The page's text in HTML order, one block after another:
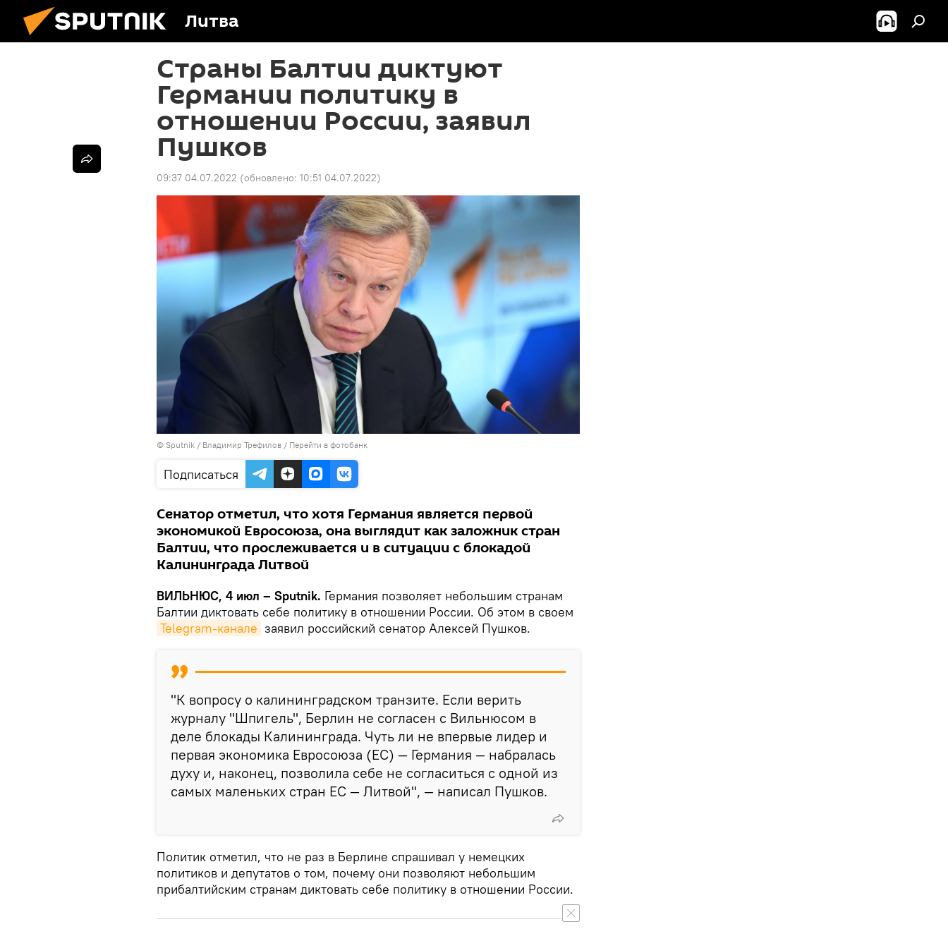
Литва
Страны Балтии диктуют
Германии политику в
отношении России, заявил
Пушков
09:37 04.07.2022 (обновлено: 10:51 04.07.2022)
© Sputnik / Владимир Трефилов / Перейти в фотобанк
Подписаться
Сенатор отметил, что хотя Германия является первой
экономикой Евросоюза, она выглядит как заложник стран
Балтии, что прослеживается и в ситуации с блокадой
Калининграда Литвой
ВИЛЬНЮС, 4 июл – Sputnik. Германия позволяет небольшим странам
Балтии диктовать себе политику в отношении России. Об этом в своем
Telegram-канале заявил российский сенатор Алексей Пушков.
"К вопросу о калининградском транзите. Если верить
журналу "Шпигель", Берлин не согласен с Вильнюсом в
деле блокады Калининграда. Чуть ли не впервые лидер и
первая экономика Евросоюза (ЕС) — Германия — набралась
духу и, наконец, позволила себе не согласиться с одной из
самых маленьких стран ЕС — Литвой", — написал Пушков.
Политик отметил, что не раз в Берлине спрашивал у немецких
политиков и депутатов о том, почему они позволяют небольшим
прибалтийским странам диктовать себе политику в отношении России.